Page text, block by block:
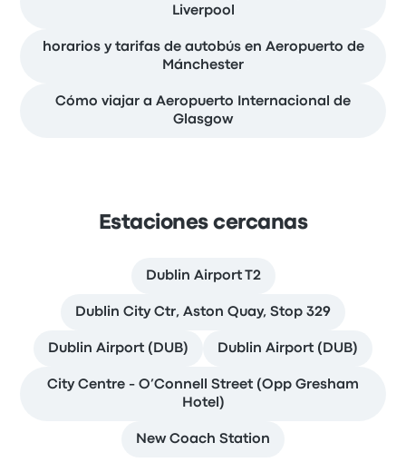
Liverpool
horarios y tarifas de autobús en Aeropuerto de
Mánchester
Cómo viajar a Aeropuerto Internacional de
Glasgow
Estaciones cercanas
Dublin Airport T2
Dublin City Ctr, Aston Quay, Stop 329
Dublin Airport (DUB) Dublin Airport (DUB)
City Centre - O’Connell Street (Opp Gresham
Hotel)
New Coach Station